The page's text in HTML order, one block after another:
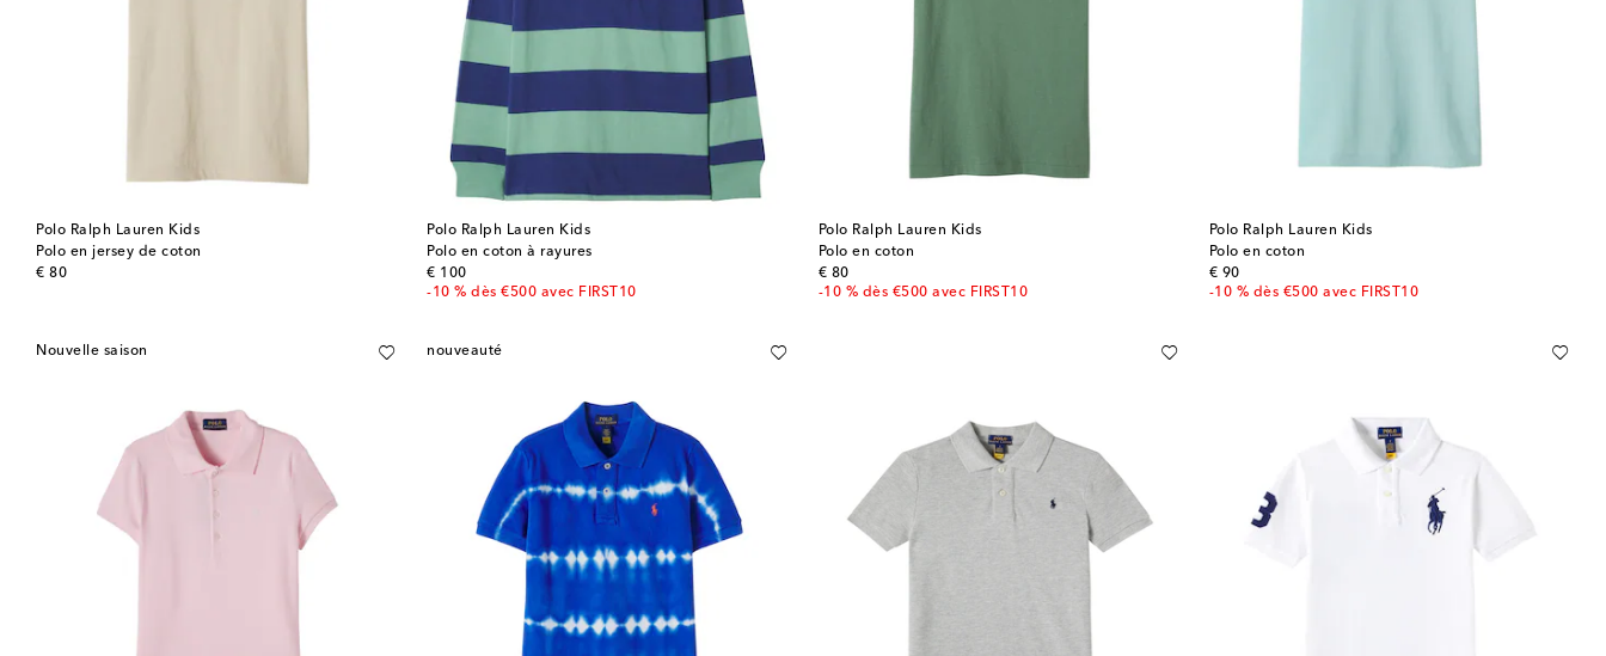
Polo Ralph Lauren Kids
Polo en jersey de coton
€ 80
original price
Polo Ralph Lauren Kids
Polo en coton à rayures
€ 100
original price
-10 % dès €500 avec FIRST10
Polo Ralph Lauren Kids
Polo en coton
€ 80
original price
-10 % dès €500 avec FIRST10
Polo Ralph Lauren Kids
Polo en coton
€ 90
original price
-10 % dès €500 avec FIRST10
Nouvelle saison nouveauté